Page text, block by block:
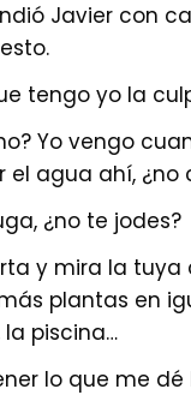
Javier con
tengo yo la
Yo vengo
el agua ahí, ¿no
¿no te jodes?
y mira la tuya
plantas en
la piscina…
lo que me dé